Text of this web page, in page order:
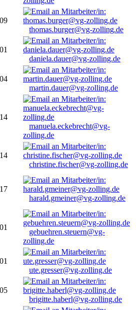
thomas.burger@vg-zolling.de
daniela.dauer@vg-zolling.de
martin.dauer@vg-zolling.de
manuela.eckebrecht@vg-
zolling.de
christine.fischer@vg-zolling.de
harald.gmeiner@vg-zolling.de
gebuehren.steuern@vg-
zolling.de
ute.gresser@vg-zolling.de
brigitte.haberl@vg-zolling.de